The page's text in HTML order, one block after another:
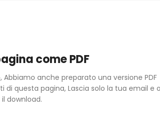
come PDF
anche preparato una versione PDF
questa pagina, Lascia solo la tua email e
download.